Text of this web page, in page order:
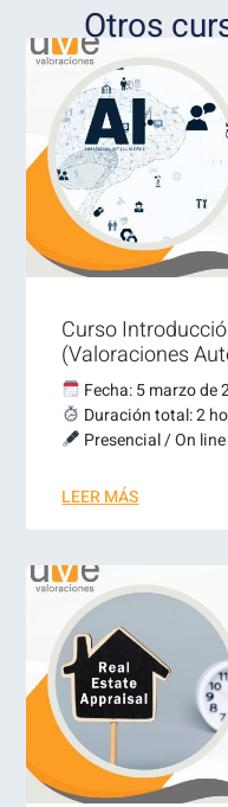
Otros
Curso
(Valoraciones
Fecha: 5 marzo de
Duración total: 2
Presencial / On line
LEER MÁS